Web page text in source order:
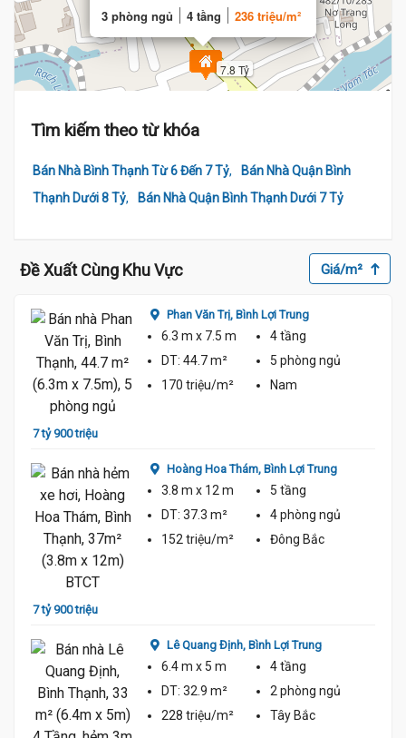
7.8 Tỷ
3 phòng ngủ 4 tầng 236 triệu/m²
Tìm kiếm theo từ khóa
Bán Nhà Bình Thạnh Từ 6 Đến 7 Tỷ,
Bán Nhà Quận Bình
Thạnh Dưới 8 Tỷ, Bán Nhà Quận Bình Thạnh Dưới 7 Tỷ
Đề Xuất Cùng Khu Vực Giá/m²
7 tỷ 900 triệu
Phan Văn Trị, Bình Lợi Trung
6.3 m x 7.5 m
4 tầng
DT: 44.7 m² 5 phòng ngủ
170 triệu/m²
Nam
7 tỷ 900 triệu
Hoàng Hoa Thám, Bình Lợi Trung
3.8 m x 12 m
5 tầng
DT: 37.3 m² 4 phòng ngủ
152 triệu/m²
Đông Bắc
Lê Quang Định, Bình Lợi Trung
6.4 m x 5 m
4 tầng
DT: 32.9 m² 2 phòng ngủ
228 triệu/m²
Tây Bắc